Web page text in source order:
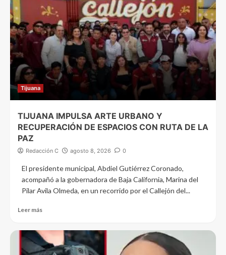
Tijuana
TIJUANA IMPULSA ARTE URBANO Y
RECUPERACIÓN DE ESPACIOS CON RUTA DE LA
PAZ
Redacción C agosto 8, 2026 0
El presidente municipal, Abdiel Gutiérrez Coronado,
acompañó a la gobernadora de Baja California, Marina del
Pilar Avila Olmeda, en un recorrido por el Callejón del...
Leer más